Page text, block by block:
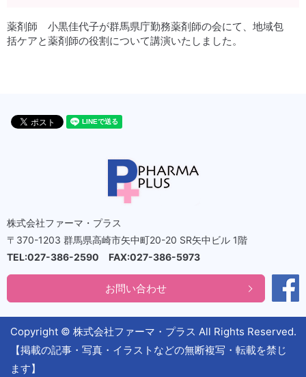
薬剤師 小黒佳代子が群馬県庁勤務薬剤師の会にて、地域包
括ケアと薬剤師の役割について講演いたしました。
株式会社ファーマ・プラス
〒370-1203 群馬県高崎市矢中町20-20 SR矢中ビル 1階
TEL:027-386-2590 FAX:027-386-5973
お問い合わせ
Copyright © 株式会社ファーマ・プラス All Rights Reserved.
【掲載の記事・写真・イラストなどの無断複写・転載を禁じ
ます】